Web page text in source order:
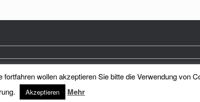
Land e.V. Theme bySiteOrigin
wollen akzeptieren Sie bitte die Verwendung von
Akzeptieren Mehr